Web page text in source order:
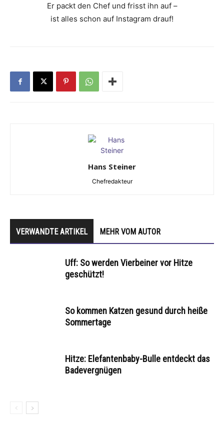
Er packt den Chef und frisst ihn auf –
ist alles schon auf Instagram drauf!
Hans Steiner
Chefredakteur
VERWANDTE ARTIKEL MEHR VOM AUTOR
Uff: So werden Vierbeiner vor Hitze
geschützt!
So kommen Katzen gesund durch heiße
Sommertage
Hitze: Elefantenbaby-Bulle entdeckt das
Badevergnügen